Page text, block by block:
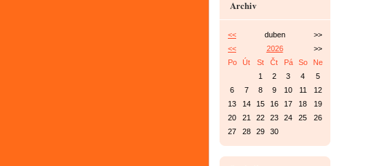
Archiv
<< duben
>>
<<
2026
>>
Po
Út St Čt Pá So
Ne
1
2 3 4
5
6
7 8 9 10 11
12
13
14 15 16 17 18
19
20
21 22 23 24 25
26
27
28 29 30